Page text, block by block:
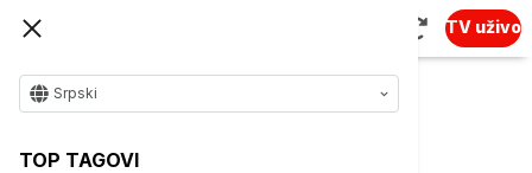
TV uživo
Srpski
TOP TAGOVI